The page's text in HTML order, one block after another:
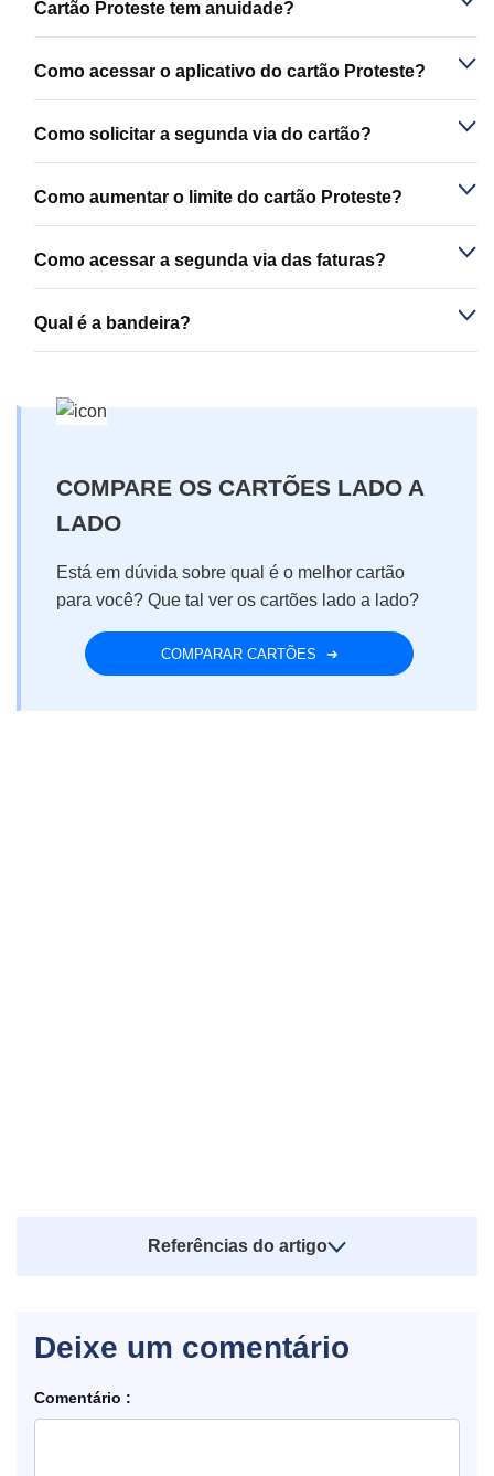
Cartão Proteste tem anuidade?
Como acessar o aplicativo do cartão Proteste?
Como solicitar a segunda via do cartão?
Como aumentar o limite do cartão Proteste?
Como acessar a segunda via das faturas?
Qual é a bandeira?
COMPARE OS CARTÕES LADO A
LADO
Está em dúvida sobre qual é o melhor cartão
para você? Que tal ver os cartões lado a lado?
COMPARAR CARTÕES
Referências do artigo
Deixe um comentário
Comentário